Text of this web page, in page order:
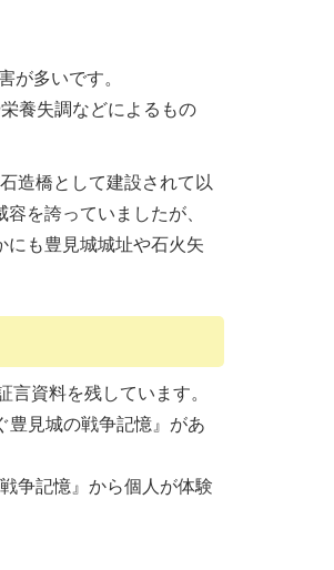
が多いです。
養失調などによるもの
造橋として建設されて以
を誇っていましたが、
にも豊見城城址や石火矢
資料を残しています。
豊見城の戦争記憶』があ
争記憶』から個人が体験